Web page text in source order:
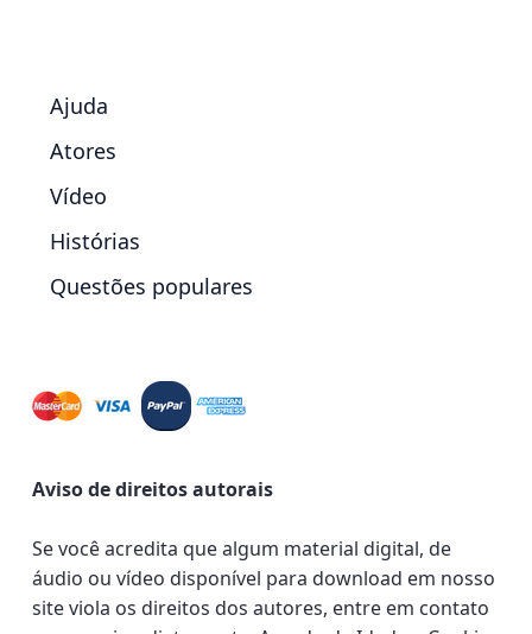
Ajuda
Atores
Vídeo
Histórias
Questões populares
Aviso de direitos autorais
Se você acredita que algum material digital, de
áudio ou vídeo disponível para download em nosso
site viola os direitos dos autores, entre em contato